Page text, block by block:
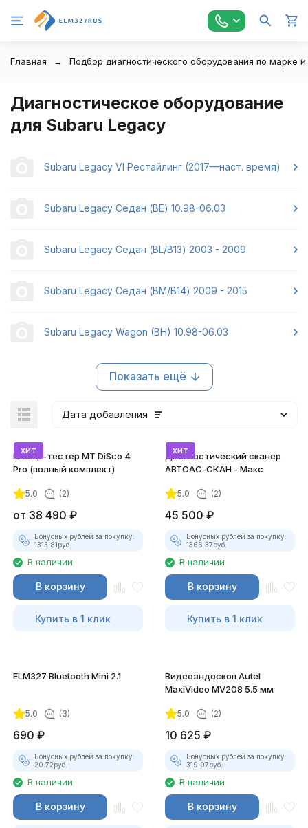
Главная Подбор диагностического оборудования по марке
Диагностическое оборудование
для Subaru Legacy
Subaru Legacy VI Рестайлинг (2017—наст. время)
Subaru Legacy Седан (BE) 10.98-06.03
Subaru Legacy Седан (BL/B13) 2003 - 2009
Subaru Legacy Седан (BM/B14) 2009 - 2015
Subaru Legacy Wagon (BH) 10.98-06.03
Показать ещё
Дата добавления
хит
Мотор-тестер MT DiSco 4
Pro (полный комплект)
5.0 (2)
от 38 490 ₽
Бонусных рублей за покупку:
1313.81руб.
В наличии
В корзину
Купить в 1 клик
хит
Диагностический сканер
АВТОАС-СКАН - Макс
5.0 (2)
45 500 ₽
Бонусных рублей за покупку:
1366.37руб.
В наличии
В корзину
Купить в 1 клик
ELM327 Bluetooth Mini 2.1
5.0 (3)
690 ₽
Бонусных рублей за покупку:
20.72руб.
В наличии
В корзину
Видеоэндоскоп Autel
MaxiVideo MV208 5.5 мм
5.0 (2)
10 625 ₽
Бонусных рублей за покупку:
319.07руб.
В наличии
В корзину